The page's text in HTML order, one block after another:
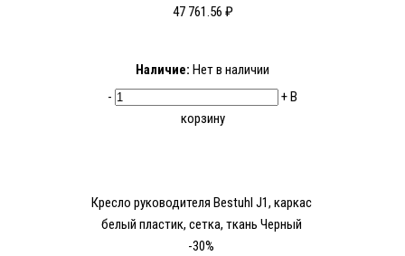
47 761.56 ₽
Наличие: Нет в наличии
-
+В
корзину
Кресло руководителя Bestuhl J1, каркас
белый пластик, сетка, ткань Черный
-30%